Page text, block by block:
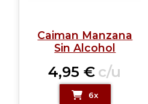
Caiman Manzana
Sin Alcohol
4,95 € c/u
6x